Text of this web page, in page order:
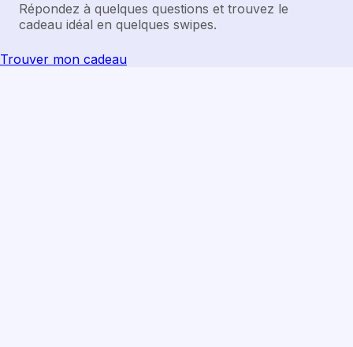
Répondez à quelques questions et trouvez le
cadeau idéal en quelques swipes.
Trouver mon cadeau